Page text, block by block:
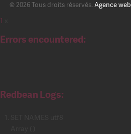
© 2026 Tous droits réservés. Agence web
1
Errors encountered:
Redbean Logs: